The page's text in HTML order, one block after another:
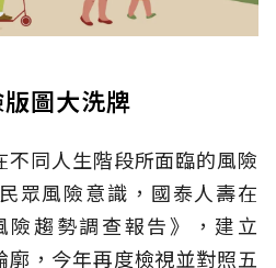
圖大洗牌
同人生階段所面臨的風險
眾風險意識，國泰人壽在
險趨勢調查報告》，建立
，今年再度檢視並對照五